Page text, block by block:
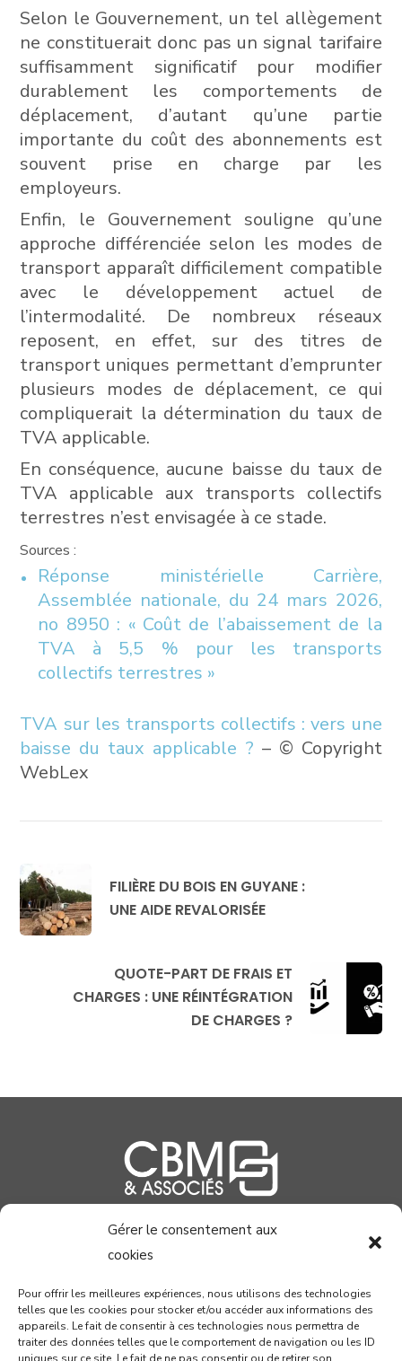
Gérer le consentement aux
cookies
Pour offrir les meilleures expériences, nous utilisons des technologies
telles que les cookies pour stocker et/ou accéder aux informations des
appareils. Le fait de consentir à ces technologies nous permettra de
traiter des données telles que le comportement de navigation ou les ID
Selon le Gouvernement, un tel allègement
ne constituerait donc pas un signal tarifaire
suffisamment significatif pour modifier
durablement les comportements de
déplacement, d’autant qu’une partie
importante du coût des abonnements est
souvent prise en charge par les
employeurs.
Enfin, le Gouvernement souligne qu’une
approche différenciée selon les modes de
transport apparaît difficilement compatible
avec le développement actuel de
l’intermodalité. De nombreux réseaux
reposent, en effet, sur des titres de
transport uniques permettant d’emprunter
plusieurs modes de déplacement, ce qui
compliquerait la détermination du taux de
TVA applicable.
En conséquence, aucune baisse du taux de
TVA applicable aux transports collectifs
terrestres n’est envisagée à ce stade.
Sources :
Réponse ministérielle Carrière,
Assemblée nationale, du 24 mars 2026,
no 8950 : « Coût de l’abaissement de la
TVA à 5,5 % pour les transports
collectifs terrestres »
TVA sur les transports collectifs : vers une
baisse du taux applicable ? – © Copyright
WebLex
FILIÈRE DU BOIS EN GUYANE :
UNE AIDE REVALORISÉE
QUOTE-PART DE FRAIS ET
CHARGES : UNE RÉINTÉGRATION
DE CHARGES ?
04 99 58 37 40
78 allée John Napier
Atrium du Millénaire